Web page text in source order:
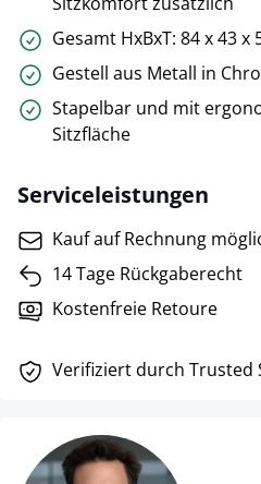
Gesamt HxBxT: 84 x 43
Gestell aus Metall in
Stapelbar und mit
Sitzfläche
Serviceleistungen
Kauf auf Rechnung
14 Tage Rückgaberecht
Kostenfreie Retoure
Verifiziert durch Trusted